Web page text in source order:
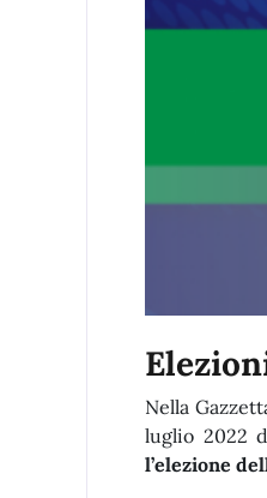
Nella
luglio 2022
l’elezione